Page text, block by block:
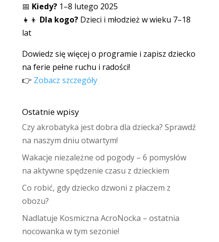
📅 Kiedy?1–8 lutego 2025
👧👦 Dla kogo?Dzieci i młodzież w wieku 7–18
lat
Dowiedz się więcej o programie i zapisz dziecko
na ferie pełne ruchu i radości!
👉 Zobacz szczegóły
Ostatnie wpisy
Czy akrobatyka jest dobra dla dziecka? Sprawdź
na naszym dniu otwartym!
Wakacje niezależne od pogody – 6 pomysłów
na aktywne spędzenie czasu z dzieckiem
Co robić, gdy dziecko dzwoni z płaczem z
obozu?
Nadlatuje Kosmiczna AcroNocka – ostatnia
nocowanka w tym sezonie!